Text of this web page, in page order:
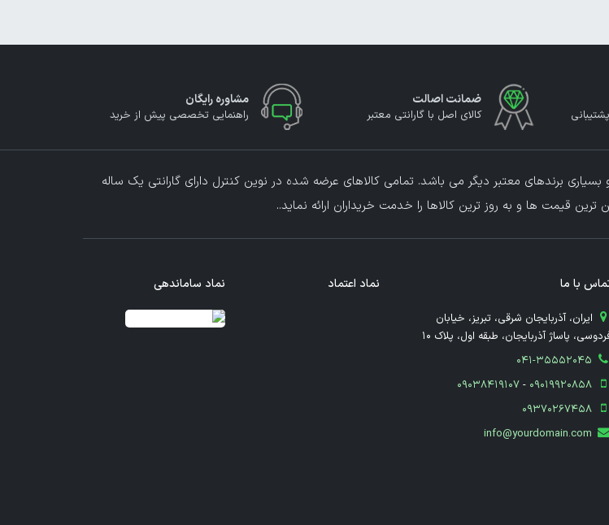
ضمانت اصالت
کالای اصل با گارانتی معتبر
مشاوره رایگان
راهنمایی تخصصی پیش از خرید
برندهای معتبر دیگر می باشد. تمامی کالاهای عرضه شده در نوین کنترل دارای گارانتی یک ساله
قیمت ها و به روز ترین کالاها را خدمت خریداران ارائه نماید..
با ما
​ ایران، آذربایجان شرقی، تبریز، خیابان
پاساژ آذربایجان، طبقه اول، پلاک 10
041-35552045
09038419107-09019920858
09370267458
info@yourdomain.com
نماد اعتماد نماد ساماندهی